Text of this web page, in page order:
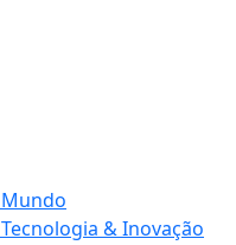
Mundo
Tecnologia & Inovação